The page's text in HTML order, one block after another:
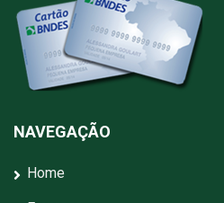
NAVEGAÇÃO
Home